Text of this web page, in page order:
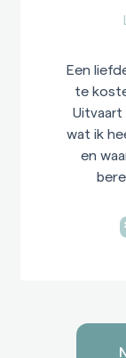
Een
te
Uitvaart
wat ik
en